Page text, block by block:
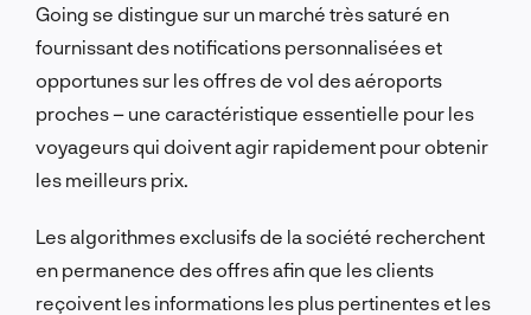
Going se distingue sur un marché très saturé en
fournissant des notifications personnalisées et
opportunes sur les offres de vol des aéroports
proches – une caractéristique essentielle pour les
voyageurs qui doivent agir rapidement pour obtenir
les meilleurs prix.
Les algorithmes exclusifs de la société recherchent
en permanence des offres afin que les clients
reçoivent les informations les plus pertinentes et les